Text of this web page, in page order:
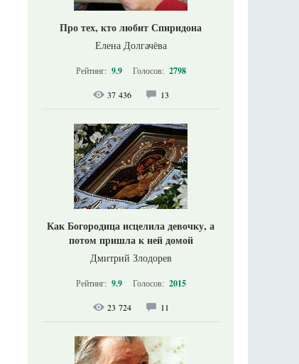
Про тех, кто любит Спиридона
Елена Долгачёва
Рейтинг: 9.9 Голосов: 2798
37 436 13
Как Богородица исцелила девочку, а
потом пришла к ней домой
Дмитрий Злодорев
Рейтинг: 9.9 Голосов: 2015
23 724 11